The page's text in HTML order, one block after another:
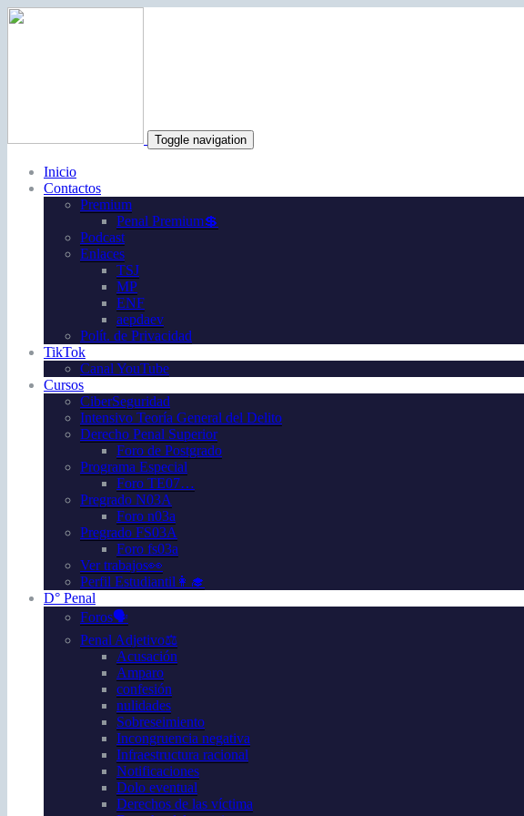
Toggle navigation
Inicio
Contactos
Premium
Penal Premium💲
Podcast
Enlaces
TSJ
MP
ENF
aepdaev
Polít. de Privacidad
TikTok
Canal YouTube
Cursos
CiberSeguridad
Intensivo Teoría General del Delito
Derecho Penal Superior
Foro de Postgrado
Programa Especial
Foro TE07…
Pregrado N03A
Foro n03a
Pregrado FS03A
Foro fs03a
Ver trabajos👀
Perfil Estudiantil👩‍🎓
D° Penal
Foros🗣️
Penal Adjetivo⚖️
Acusación
Amparo
confesión
nulidades
Sobreseimiento
Incongruencia negativa
Infraestructura racional
Notificaciones
Dolo eventual
Derechos de las víctima